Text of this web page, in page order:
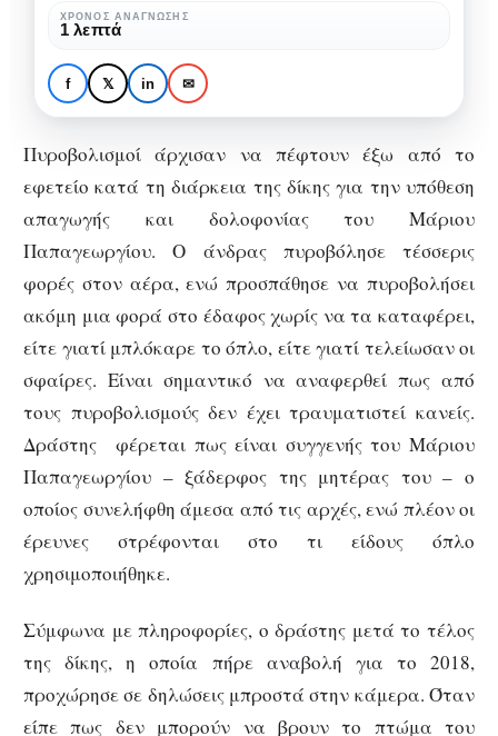
Πυροβολισμοί έξω από
το εφετείο Αθηνών
εφετείο
Αθηνών
ΧΡΌΝΟΣ ΑΝΆΓΝΩΣΗΣ
1 λεπτά
f 𝕏 in ✉
Πυροβολισμοί άρχισαν να πέφτουν έξω από το
εφετείο κατά τη διάρκεια της δίκης για την υπόθεση
απαγωγής και δολοφονίας του Μάριου
Παπαγεωργίου. Ο άνδρας πυροβόλησε τέσσερις
φορές στον αέρα, ενώ προσπάθησε να πυροβολήσει
ακόμη μια φορά στο έδαφος χωρίς να τα καταφέρει,
είτε γιατί μπλόκαρε το όπλο, είτε γιατί τελείωσαν οι
σφαίρες. Είναι σημαντικό να αναφερθεί πως από
τους πυροβολισμούς δεν έχει τραυματιστεί κανείς.
Δράστης φέρεται πως είναι συγγενής του Μάριου
Παπαγεωργίου – ξάδερφος της μητέρας του – ο
οποίος συνελήφθη άμεσα από τις αρχές, ενώ πλέον οι
έρευνες στρέφονται στο τι είδους όπλο
χρησιμοποιήθηκε.
Σύμφωνα με πληροφορίες, ο δράστης μετά το τέλος
της δίκης, η οποία πήρε αναβολή για το 2018,
προχώρησε σε δηλώσεις μπροστά στην κάμερα. Όταν
είπε πως δεν μπορούν να βρουν το πτώμα του